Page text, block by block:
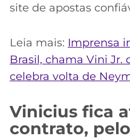
site de apostas
Leia mais: Imprensa
Brasil, chama Vini Jr.
celebra volta de
Vinicius fica
contrato,